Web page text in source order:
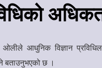
ओलीले आधुनिक विज्ञान
बताउनुभएको छ ।